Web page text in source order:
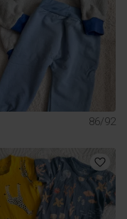
86/92